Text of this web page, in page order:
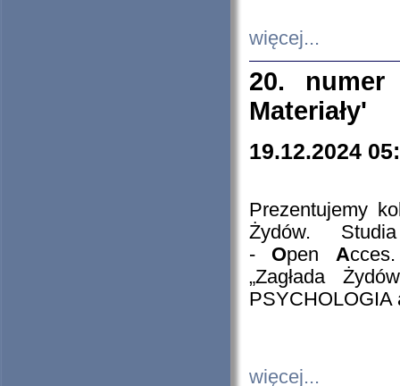
więcej...
20. numer
Materiały'
19.12.2024
Prezentujemy
Żydów.
- Open A
„Zagłada
PSYCHOLOGIA
więcej...